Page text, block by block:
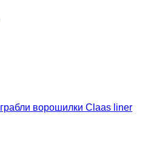
грабли ворошилки Claas liner